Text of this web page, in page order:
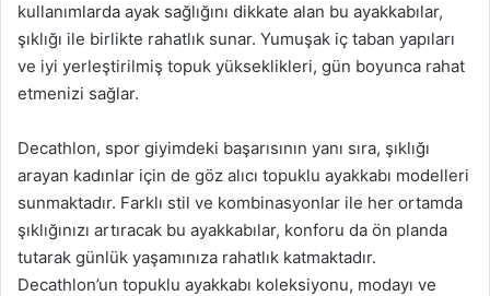
kullanımlarda ayak sağlığını dikkate alan bu ayakkabılar,
şıklığı ile birlikte rahatlık sunar. Yumuşak iç taban yapıları
ve iyi yerleştirilmiş topuk yükseklikleri, gün boyunca rahat
etmenizi sağlar.
Decathlon, spor giyimdeki başarısının yanı sıra, şıklığı
arayan kadınlar için de göz alıcı topuklu ayakkabı modelleri
sunmaktadır. Farklı stil ve kombinasyonlar ile her ortamda
şıklığınızı artıracak bu ayakkabılar, konforu da ön planda
tutarak günlük yaşamınıza rahatlık katmaktadır.
Decathlon’un topuklu ayakkabı koleksiyonu, modayı ve